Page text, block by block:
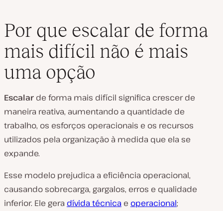
Por que escalar de forma
mais difícil não é mais
uma opção
Escalar de forma mais difícil significa crescer de
maneira reativa, aumentando a quantidade de
trabalho, os esforços operacionais e os recursos
utilizados pela organização à medida que ela se
expande.
Esse modelo prejudica a eficiência operacional,
causando sobrecarga, gargalos, erros e qualidade
inferior. Ele gera dívida técnica e operacional;